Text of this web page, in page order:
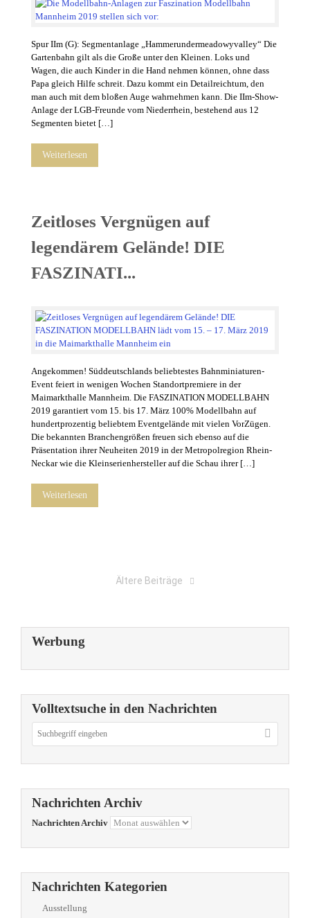
Spur IIm (G): Segmentanlage „Hammerundermeadowyvalley“ Die
Gartenbahn gilt als die Große unter den Kleinen. Loks und
Wagen, die auch Kinder in die Hand nehmen können, ohne dass
Papa gleich Hilfe schreit. Dazu kommt ein Detailreichtum, den
man auch mit dem bloßen Auge wahrnehmen kann. Die IIm-Show-
Anlage der LGB-Freunde vom Niederrhein, bestehend aus 12
Segmenten bietet […]
Weiterlesen
Zeitloses Vergnügen auf
legendärem Gelände! DIE
FASZINATI...
Angekommen! Süddeutschlands beliebtestes Bahnminiaturen-
Event feiert in wenigen Wochen Standortpremiere in der
Maimarkthalle Mannheim. Die FASZINATION MODELLBAHN
2019 garantiert vom 15. bis 17. März 100% Modellbahn auf
hundertprozentig beliebtem Eventgelände mit vielen VorZügen.
Die bekannten Branchengrößen freuen sich ebenso auf die
Präsentation ihrer Neuheiten 2019 in der Metropolregion Rhein-
Neckar wie die Kleinserienhersteller auf die Schau ihrer […]
Weiterlesen
Ältere Beiträge
Werbung
Volltextsuche in den Nachrichten
Nachrichten Archiv
Nachrichten Archiv
Nachrichten Kategorien
Ausstellung